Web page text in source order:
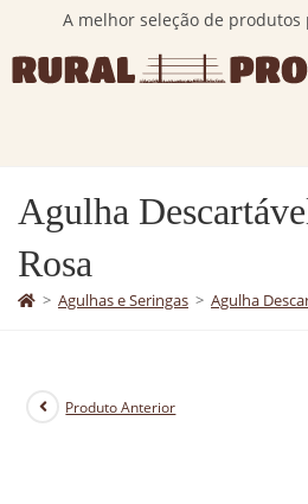
A melhor seleção de
Agulha
Rosa
> Agulhas e Seringas > Agulha
Produto Anterior